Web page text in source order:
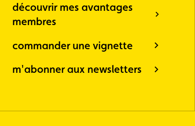
découvrir mes avantages
membres
commander une vignette
m'abonner aux newsletters